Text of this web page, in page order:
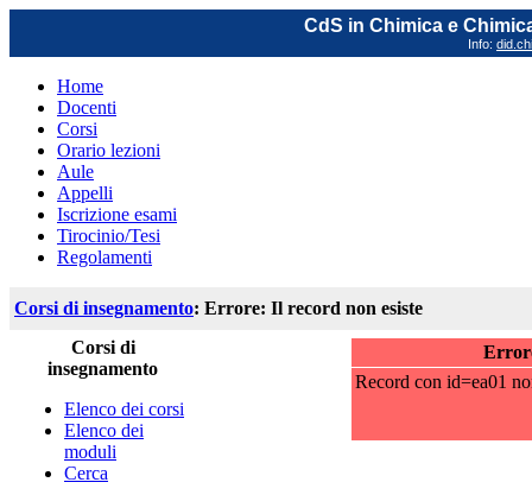
CdS in Chimica e
Info:
Home
Docenti
Corsi
Orario lezioni
Aule
Appelli
Iscrizione esami
Tirocinio/Tesi
Regolamenti
Corsi di insegnamento: Errore: Il record non esiste
Corsi di
insegnamento
Elenco dei corsi
Elenco dei
moduli
Cerca
Record con id=ea01